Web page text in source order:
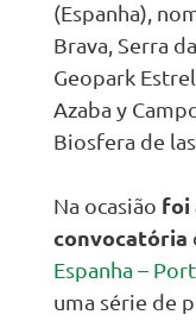
(Espanha),
Brava, Serra
Geopark
Azaba y
Biosfera de
Na ocasião foi
convocatória
Espanha –
uma série de